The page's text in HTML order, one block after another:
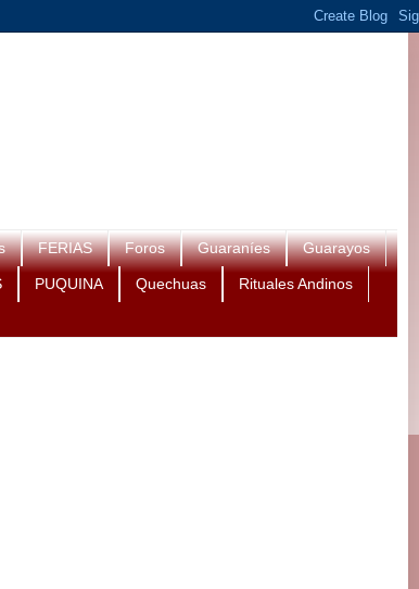
FERIAS Foros Guaraníes Guarayos
PUQUINA Quechuas Rituales Andinos